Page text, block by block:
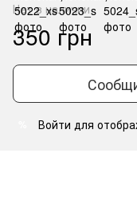
Нет в наличии
350 грн
Войти для